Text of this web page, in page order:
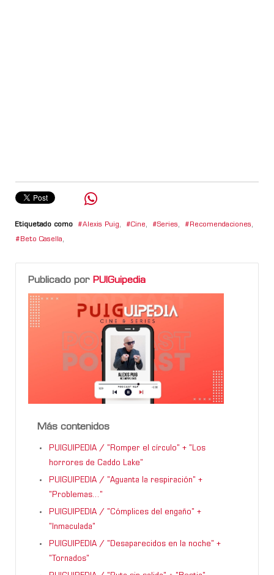
Etiquetado como Alexis Puig, Cine, Series, Recomendaciones,
Beto Casella,
Publicado por PUIGuipedia
Más contenidos
PUIGUIPEDIA / "Romper el círculo" + "Los
horrores de Caddo Lake"
PUIGUIPEDIA / "Aguanta la respiración" +
"Problemas..."
PUIGUIPEDIA / "Cómplices del engaño" +
"Inmaculada"
PUIGUIPEDIA / "Desaparecidos en la noche" +
"Tornados"